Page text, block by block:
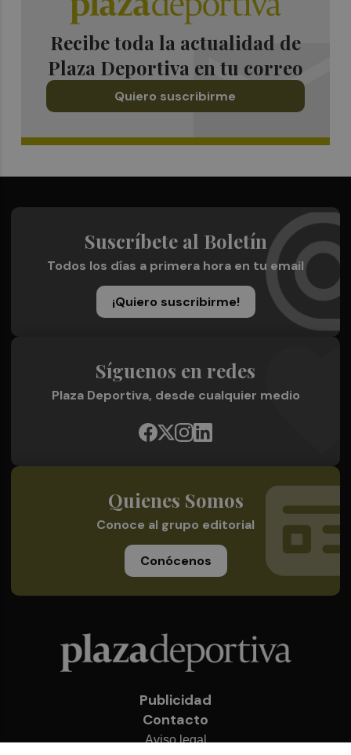
Recibe toda la actualidad de
Plaza Deportiva en tu correo
Quiero suscribirme
Suscríbete al Boletín
Todos los días a primera hora en tu email
¡Quiero suscribirme!
Síguenos en redes
Plaza Deportiva, desde cualquier medio
Quienes Somos
Conoce al grupo editorial
Conócenos
Publicidad
Contacto
Aviso legal